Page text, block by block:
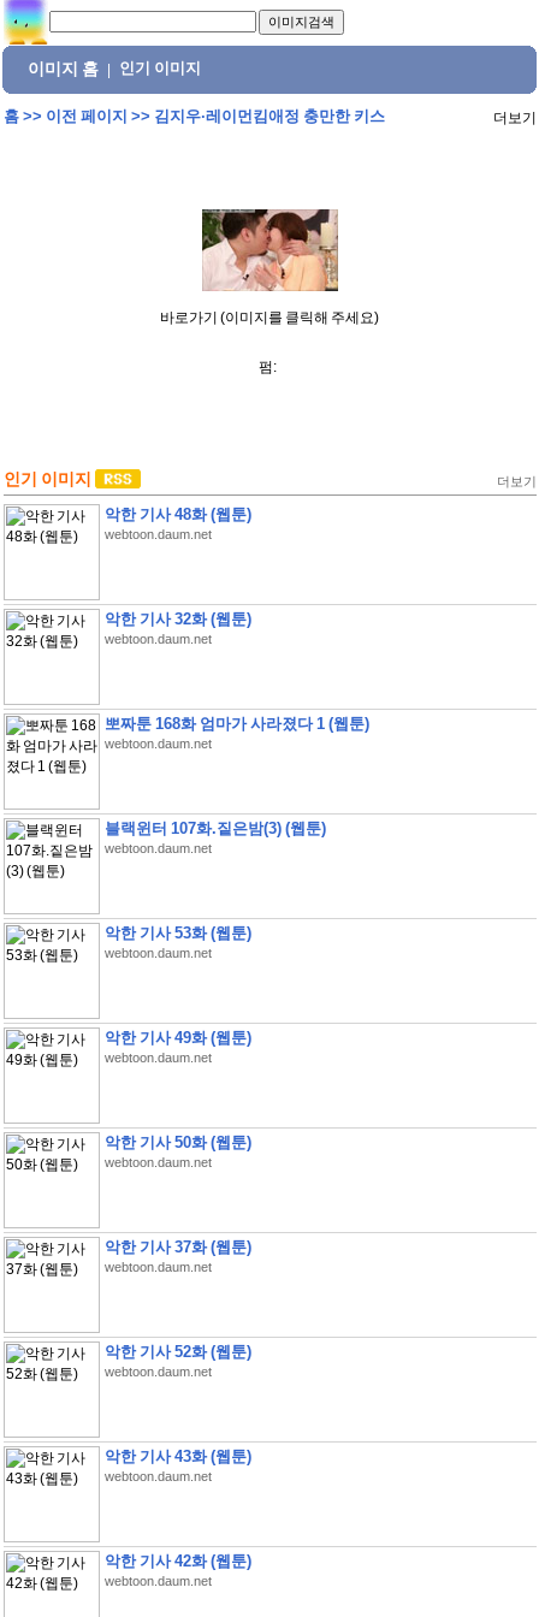
이미지 홈 인기 이미지
홈>> 이전 페이지 >> 김지우·레이먼킴애정 충만한 키스 더보기
바로가기 (이미지를 클릭해 주세요)
펌:
인기 이미지 더보기
악한 기사 48화 (웹툰)
webtoon.daum.net
악한 기사 32화 (웹툰)
webtoon.daum.net
뽀짜툰 168화 엄마가 사라졌다 1 (웹툰)
webtoon.daum.net
블랙윈터 107화.짙은밤(3) (웹툰)
webtoon.daum.net
악한 기사 53화 (웹툰)
webtoon.daum.net
악한 기사 49화 (웹툰)
webtoon.daum.net
악한 기사 50화 (웹툰)
webtoon.daum.net
악한 기사 37화 (웹툰)
webtoon.daum.net
악한 기사 52화 (웹툰)
webtoon.daum.net
악한 기사 43화 (웹툰)
webtoon.daum.net
악한 기사 42화 (웹툰)
webtoon.daum.net